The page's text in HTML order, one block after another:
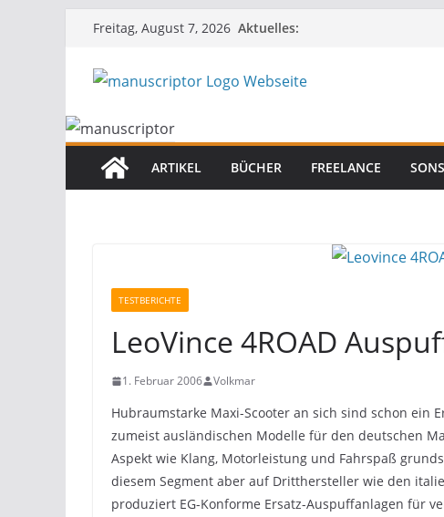
Freitag, August 7, 2026 Aktuelles:
ARTIKEL BÜCHER FREELANCE
TESTBERICHTE
LeoVince 4ROAD
1. Februar 2006 Volkmar
Hubraumstarke Maxi-Scooter an sich sind schon ein
zumeist ausländischen Modelle für den deutschen
Aspekt wie Klang, Motorleistung und Fahrspaß
diesem Segment aber auf Dritthersteller wie den
produziert EG-Konforme Ersatz-Auspuffanlagen für